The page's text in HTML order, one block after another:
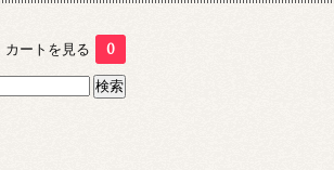
カートを見る 0